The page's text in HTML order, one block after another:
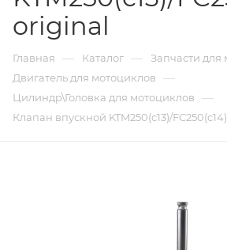
original
Главная — Каталог — Запчасти для
Двигатель для мотоциклов —
Цилиндр\Головка для мотоциклов —
Клапан впускной KTM250(c13)/